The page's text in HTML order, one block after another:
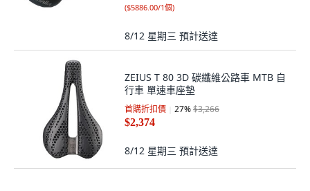
($5886.00/1個)
8/12 星期三 預計送達
ZEIUS T 80 3D 碳纖維公路車 MTB 自
行車 單速車座墊
首購折扣價 27%$3,266
$2,374
8/12 星期三 預計送達